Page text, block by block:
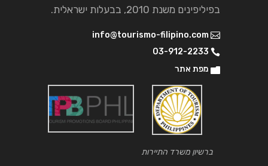
בפיליפינים משנת 2010, בבעלות ישראלית.
info@tourismo-filipino.com
03-912-2233
מפת אתר
ברשיון משרד התיירות